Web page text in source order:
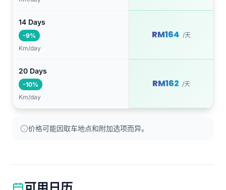
14 Days
-9%
Km/day
RM164 /天
20 Days
-10%
Km/day
RM162 /天
价格可能因取车地点和附加选项而异。